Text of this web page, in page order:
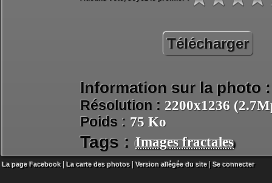
Télécharger
Information sur la photo :
Résolution : 2200x1236
Poids : 75 Ko
Tags : Images fractales
La page Facebook| La carte des photos |Version allégée du site| Se connecter